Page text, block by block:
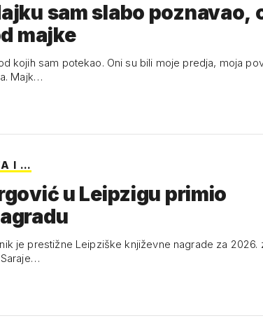
sam slabo poznavao,
majke
kojih sam potekao. Oni su bili moje predja, moja
Majk…
I …
u Leipzigu primio
je prestižne Leipziške književne nagrade za 2026.